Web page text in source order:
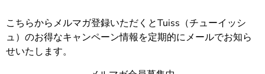
こちらからメルマガ登録いただくとTuiss（チューイッシ
ュ）のお得なキャンペーン情報を定期的にメールでお知ら
せいたします。